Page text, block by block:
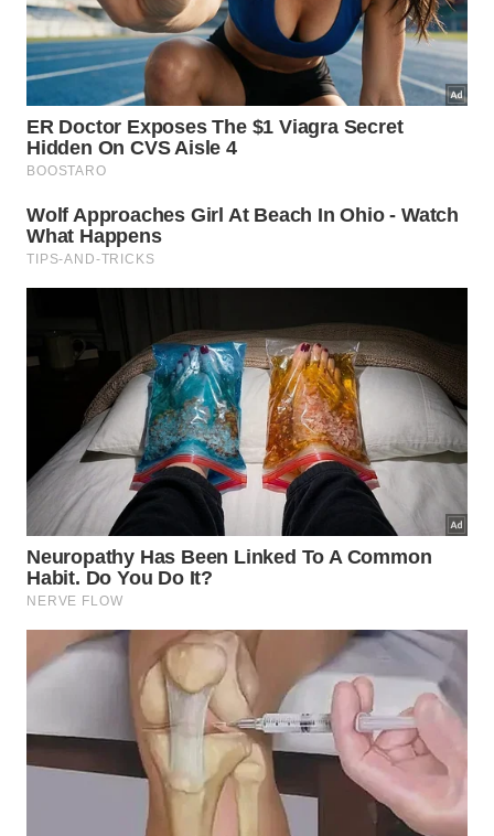
de água com vinagre branco e boa secagem antes
de guardar o aparelho.
A escolha do aroma deve considerar a atividade de
cada cômodo e a sensibilidade dos moradores.
Quartos costumam receber fragrâncias mais
delicadas, enquanto áreas de trabalho se beneficiam
quantidade moderada para evitar saturação e
desconforto respiratório.